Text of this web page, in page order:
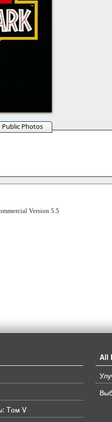
Public Photos
Version 5.5
Tом V
All